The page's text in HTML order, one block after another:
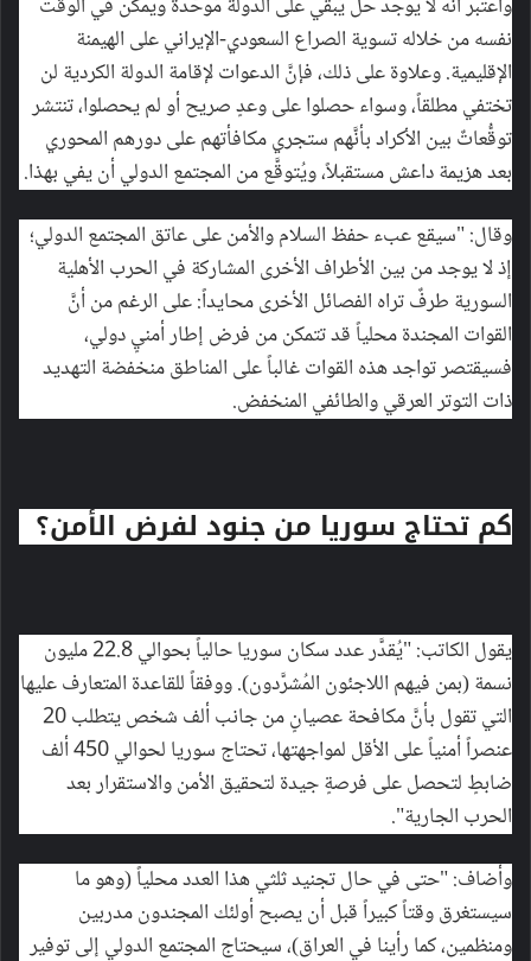
واعتبر أنه لا يوجد حلٌ يُبقي على الدولة مُوحَّدة ويمكن في الوقت
نفسه من خلاله تسوية الصراع السعودي-الإيراني على الهيمنة
الإقليمية. وعلاوة على ذلك، فإنَّ الدعوات لإقامة الدولة الكردية لن
تختفي مطلقاً، وسواء حصلوا على وعدٍ صريح أو لم يحصلوا، تنتشر
توقُّعاتٌ بين الأكراد بأنَّهم ستجري مكافأتهم على دورهم المحوري
بعد هزيمة داعش مستقبلاً، ويُتوقَّع من المجتمع الدولي أن يفي بهذا.
وقال: "سيقع عبء حفظ السلام والأمن على عاتق المجتمع الدولي؛
إذ لا يوجد من بين الأطراف الأخرى المشاركة في الحرب الأهلية
السورية طرفٌ تراه الفصائل الأخرى محايداً: على الرغم من أنَّ
القوات المجندة محلياً قد تتمكن من فرض إطار أمنيٍ دولي،
فسيقتصر تواجد هذه القوات غالباً على المناطق منخفضة التهديد
ذات التوتر العرقي والطائفي المنخفض.
كم تحتاج سوريا من جنود لفرض الأمن؟
يقول الكاتب: "يُقدَّر عدد سكان سوريا حالياً بحوالي 22.8 مليون
نسمة (بمن فيهم اللاجئون المُشرَّدون). ووفقاً للقاعدة المتعارف عليها
التي تقول بأنَّ مكافحة عصيانٍ من جانب ألف شخص يتطلب 20
عنصراً أمنياً على الأقل لمواجهتها، تحتاج سوريا لحوالي 450 ألف
ضابطٍ لتحصل على فرصةٍ جيدة لتحقيق الأمن والاستقرار بعد
الحرب الجارية".
وأضاف: "حتى في حال تجنيد ثلثي هذا العدد محلياً (وهو ما
سيستغرق وقتاً كبيراً قبل أن يصبح أولئك المجندون مدربين
ومنظمين، كما رأينا في العراق)، سيحتاج المجتمع الدولي إلى توفير